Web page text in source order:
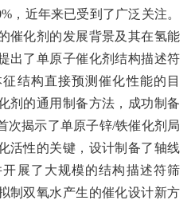
，近年来已受到了广泛关注。
催化剂的发展背景及其在氢能
出了单原子催化剂结构描述符
结构直接预测催化性能的目
剂的通用制备方法，成功制备
次揭示了单原子锌/铁催化剂局
活性的关键，设计制备了轴线
展了大规模的结构描述符筛
制双氧水产生的催化设计新方